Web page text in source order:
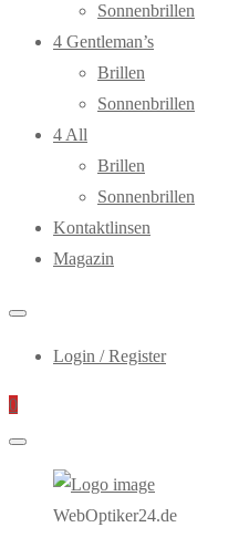
Sonnenbrillen
4 Gentleman’s
Brillen
Sonnenbrillen
4 All
Brillen
Sonnenbrillen
Kontaktlinsen
Magazin
Login / Register
0
WebOptiker24.de